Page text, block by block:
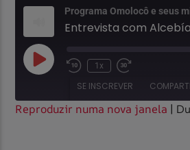
Programa Omolocô e seus
1x
SE INSCREVER
Reproduzir numa nova janela